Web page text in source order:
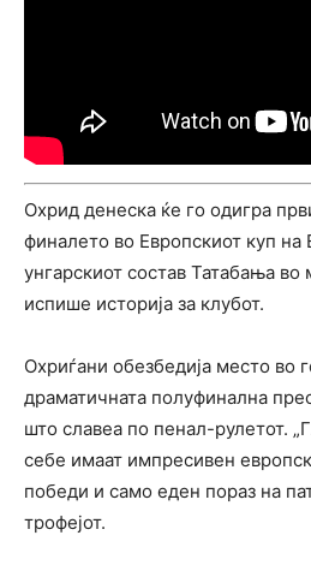
Охрид денеска ќе го одигра
финалето во Европскиот куп на
унгарскиот состав Татабања
испише историја за клубот.
Охриѓани обезбедија место во
драматичната полуфинална
што славеа по пенал-рулетот.
себе имаат импресивен
победи и само еден пораз на
трофејот.